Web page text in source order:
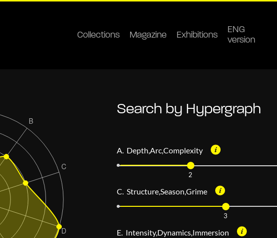
Collections Magazine Exhibitions
ENG
version
Search by Hypergraph
A. Depth,Arc,Complexity
2
C. Structure,Season,Grime
3
E. Intensity,Dynamics,Immersion